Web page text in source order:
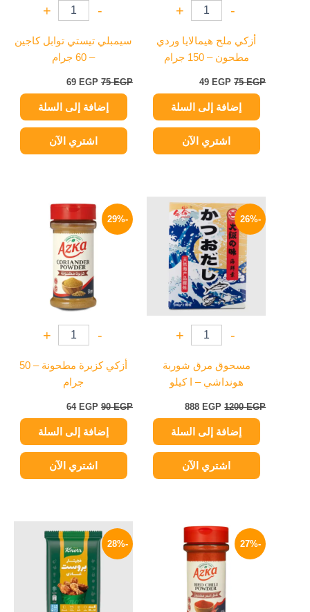
-
+
أزكي ملح هيمالايا وردي
مطحون – 150 جرام
75EGP
49 EGP
إضافة إلى السلة
اشتري الآن
-
+
سيمبلي تيستي توابل كاجين
– 60 جرام
75EGP
69 EGP
إضافة إلى السلة
اشتري الآن
-26%
-
+
مسحوق مرق شوربة
هونداشي – ا كيلو
1200EGP
السعر
الأصلي
هو:
1200 EGP.
888 EGP
السعر
الحالي
هو:
888 EGP.
إضافة إلى السلة
اشتري الآن
-29%
-
+
أزكي كزبرة مطحونة – 50
جرام
90EGP
السعر
الأصلي
هو:
90 EGP.
64 EGP
السعر
الحالي
هو:
64 EGP.
إضافة إلى السلة
اشتري الآن
-27%
السعر
هو:
110 EGP.
السعر
هو:
80 EGP.
-28%
الأصلي
هو:
60 EGP.
الحالي
هو:
43 EGP.